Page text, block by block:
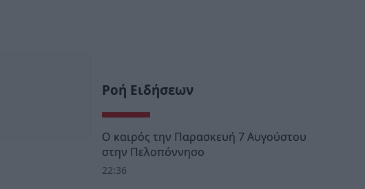
Ροή Ειδήσεων
Ο καιρός την Παρασκευή 7 Αυγούστου
στην Πελοπόννησο
22:36